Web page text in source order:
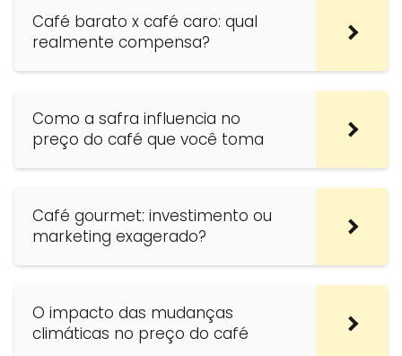
Café barato x café caro: qual
realmente compensa?
Como a safra influencia no
preço do café que você toma
Café gourmet: investimento ou
marketing exagerado?
O impacto das mudanças
climáticas no preço do café